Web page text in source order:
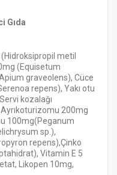
Gıda
metil
(Equisetum
graveolens), Cüce
repens), Yakı otu
kozalağı
200mg
100mg(Peganum
sp.),
repens),Çinko
Vitamin E 5
Likopen 10mg,